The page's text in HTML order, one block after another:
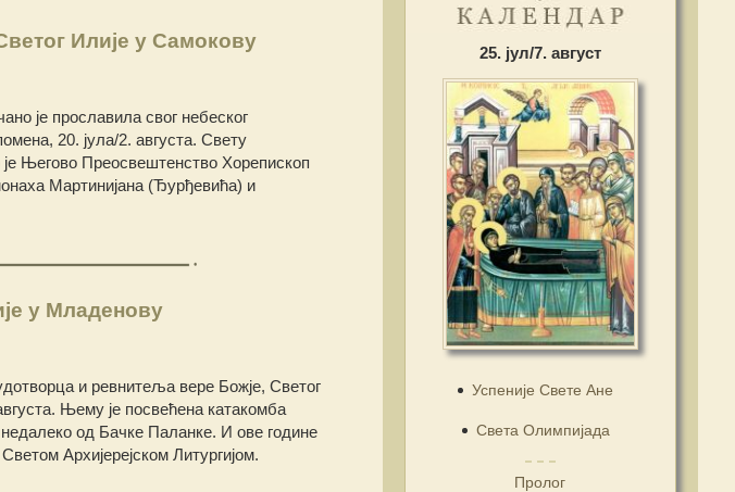
Илије у Самокову
је прославила свог небеског
20. јула/2. августа. Свету
Његово Преосвештенство Хорепископ
Мартинијана (Ђурђевића) и
у Младенову
и ревнитеља вере Божје, Светог
Њему је посвећена катакомба
од Бачке Паланке. И ове године
Архијерејском Литургијом.
25. јул/7. август
Успеније Свете Ане
Света Олимпијада
Пролог